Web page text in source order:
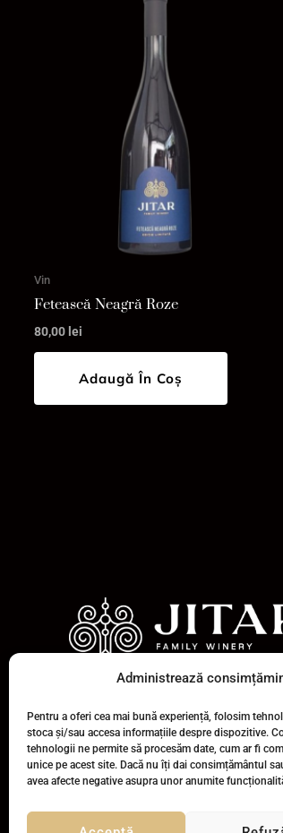
Administrează
Pentru a oferi cea mai bună experiență, folosim
stoca și/sau accesa informațiile despre dispozitive.
tehnologii ne permite să procesăm date, cum ar fi
unice pe acest site. Dacă nu îți dai consimțământul
avea afecte negative asupra unor anumite
Vin
Fetească Neagră Roze
80,00 lei
Adaugă În Coș
Crama Jitar este o cramă de
I
n
s
a
F
a
c
e
b
Y
o
u